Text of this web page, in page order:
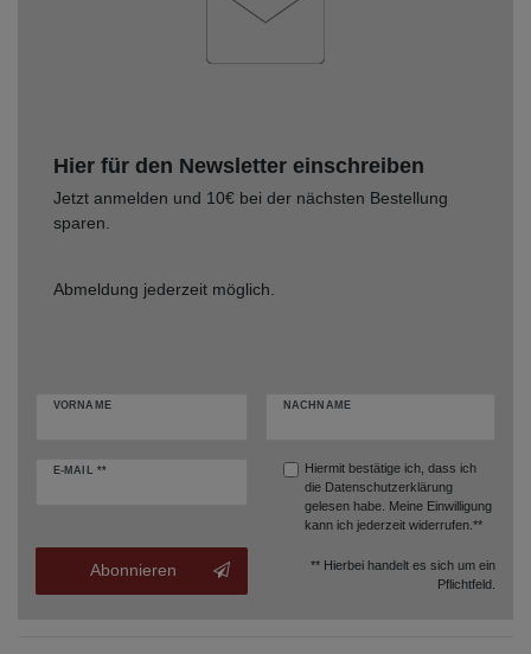
Hier für den Newsletter einschreiben
Jetzt anmelden und 10€ bei der nächsten Bestellung
sparen.
Abmeldung jederzeit möglich.
VORNAME NACHNAME
E-MAIL **
Hiermit bestätige ich, dass ich
die Datenschutzerklärung
gelesen habe. Meine Einwilligung
kann ich jederzeit widerrufen.**
Abonnieren
** Hierbei handelt es sich um ein
Pflichtfeld.